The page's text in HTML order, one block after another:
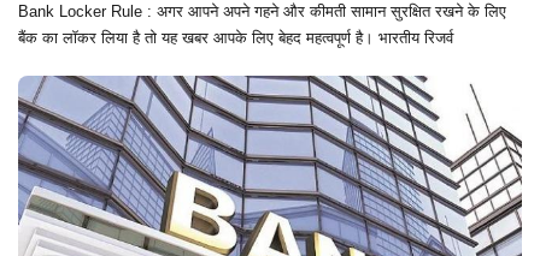
Bank Locker Rule : अगर आपने अपने गहने और कीमती सामान सुरक्षित रखने के लिए
बैंक का लॉकर लिया है तो यह खबर आपके लिए बेहद महत्वपूर्ण है। भारतीय रिजर्व